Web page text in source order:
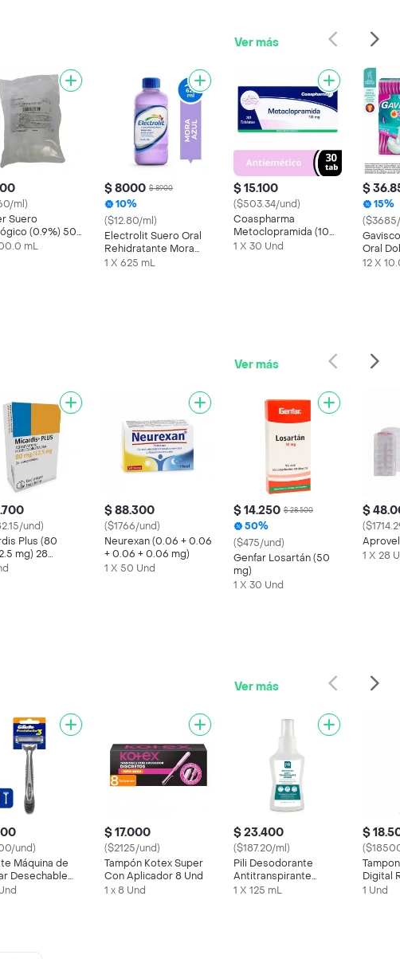
Ver más
ml)
Suero
(0.9%) 500
mL
$ 8000 $ 8900
10%
($12.80/ml)
Electrolit Suero Oral
Rehidratante Mora
Azul
1 X 625 mL
$ 15.100
($503.34/und)
Coaspharma
Metoclopramida (10
mg) 30 Tabletas
1 X 30 Und
$
15%
Oral
Sachet
12 X
Ver más
und)
Plus (80
mg) 28
$ 88.300
($1766/und)
Neurexan (0.06 + 0.06
+ 0.06 + 0.06 mg)
1 X 50 Und
$ 14.250 $ 28.500
50%
($475/und)
Genfar Losartán (50
mg)
1 X 30 Und
$
1 X 28
Ver más
und)
Máquina de
Desechable
3
$ 17.000
($2125/und)
Tampón Kotex Super
Con Aplicador 8 Und
1 x 8 Und
$ 23.400
($187.20/ml)
Pili Desodorante
Antitranspirante
Unisex Spray
1 X 125 mL
$
Digital
Und)
1 Und